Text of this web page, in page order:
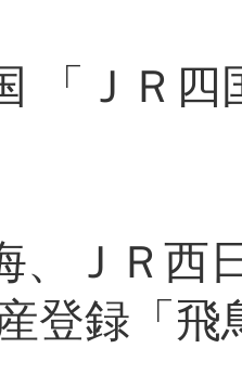
「ＪＲ
、ＪＲ西
登録「